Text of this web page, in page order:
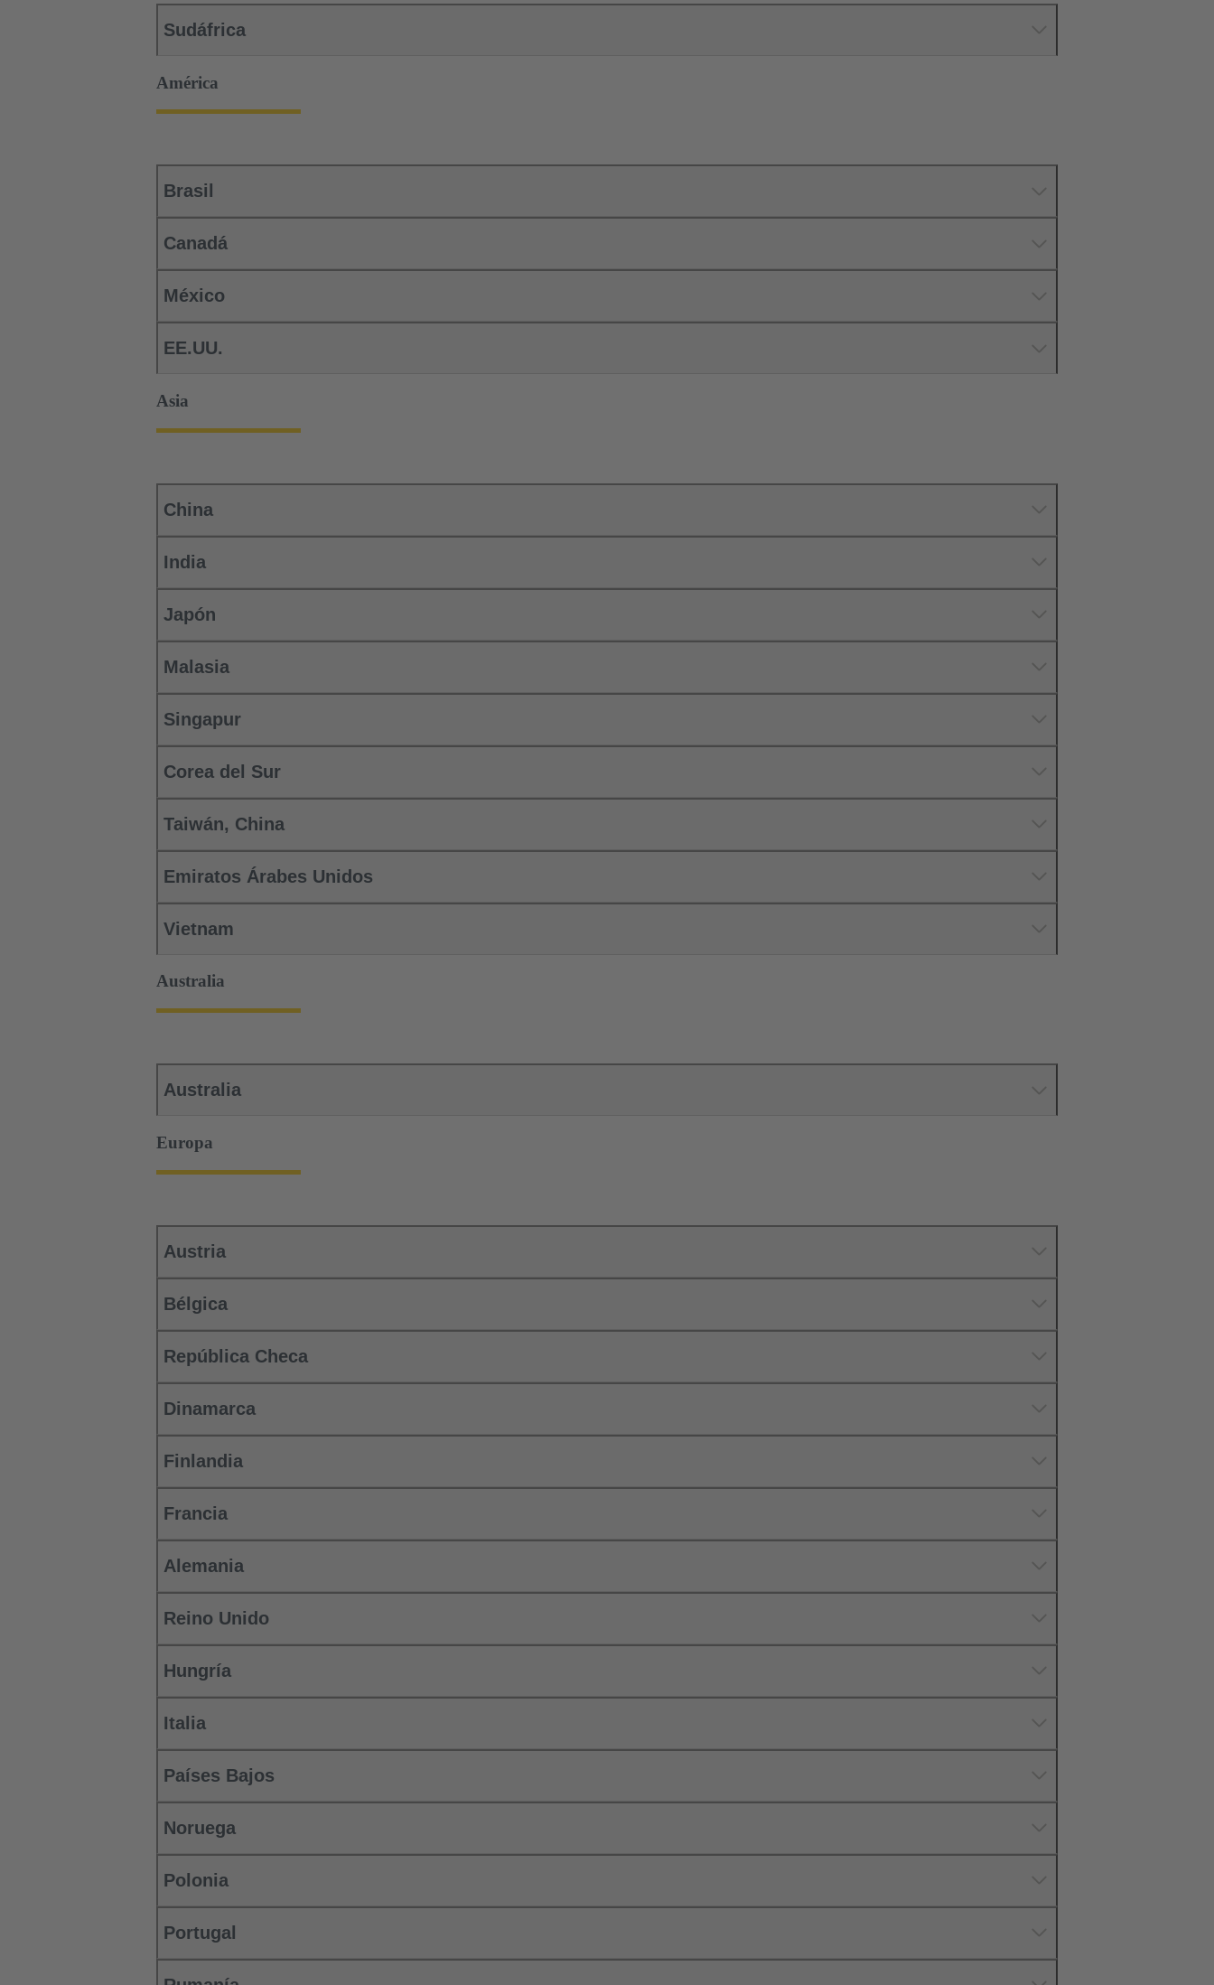
Sudáfrica
América
Brasil
Canadá
México
EE.UU.
Asia
China
India
Japón
Malasia
Singapur
Corea del Sur
Taiwán, China
Emiratos Árabes Unidos
Vietnam
Australia
Australia
Europa
Austria
Bélgica
República Checa
Dinamarca
Finlandia
Francia
Alemania
Reino Unido
Hungría
Italia
Países Bajos
Noruega
Polonia
Portugal